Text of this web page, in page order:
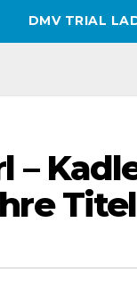
DMV TRIAL
–
Titel